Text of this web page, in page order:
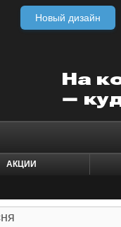
Новый дизайн
АКЦИИ